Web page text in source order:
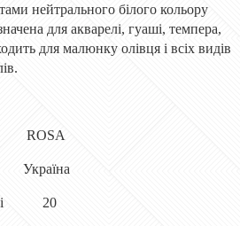
нейтрального білого кольору
для акварелі, гуаші, темпера,
для малюнку олівця і всіх видів
20